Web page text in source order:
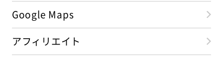
Google Maps
アフィリエイト